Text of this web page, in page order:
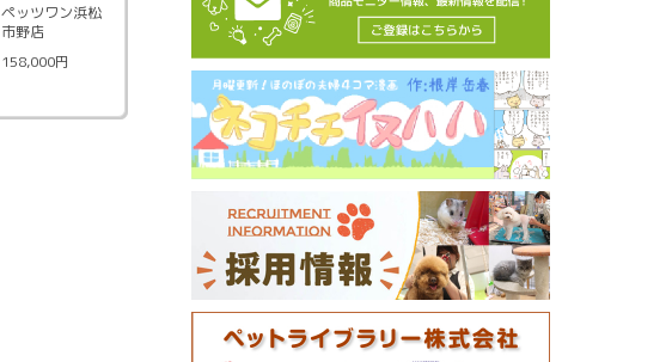
ペッツワン浜松
市野店
158,000円